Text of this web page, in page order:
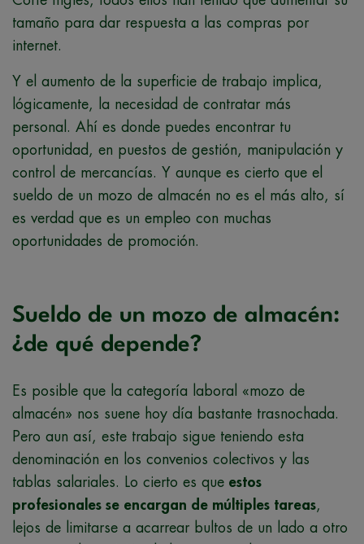
tamaño para dar respuesta a las compras por
internet.
Y el aumento de la superficie de trabajo implica,
lógicamente, la necesidad de contratar más
personal. Ahí es donde puedes encontrar tu
oportunidad, en puestos de gestión, manipulación y
control de mercancías. Y aunque es cierto que el
sueldo de un mozo de almacén no es el más alto, sí
es verdad que es un empleo con muchas
oportunidades de promoción.
Sueldo de un mozo de almacén:
¿de qué depende?
Es posible que la categoría laboral «mozo de
almacén» nos suene hoy día bastante trasnochada.
Pero aun así, este trabajo sigue teniendo esta
denominación en los convenios colectivos y las
tablas salariales. Lo cierto es que estos
profesionales se encargan de múltiples tareas,
lejos de limitarse a acarrear bultos de un lado a otro